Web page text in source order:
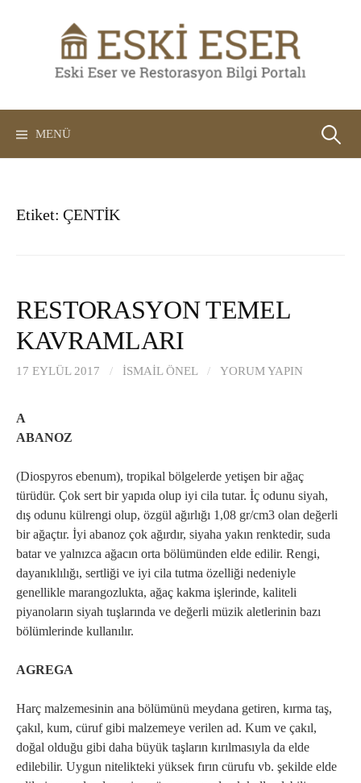
MENÜ Arama:
Etiket:ÇENTİK
RESTORASYON TEMEL
KAVRAMLARI
17 EYLÜL 2017 / İSMAIL ÖNEL / YORUM YAPIN
A
ABANOZ
(Diospyros ebenum), tropikal bölgelerde yetişen bir ağaç
türüdür. Çok sert bir yapıda olup iyi cila tutar. İç odunu siyah,
dış odunu külrengi olup, özgül ağırlığı 1,08 gr/cm3 olan değerli
bir ağaçtır. İyi abanoz çok ağırdır, siyaha yakın renktedir, suda
batar ve yalnızca ağacın orta bölümünden elde edilir. Rengi,
dayanıklılığı, sertliği ve iyi cila tutma özelliği nedeniyle
genellikle marangozlukta, ağaç kakma işlerinde, kaliteli
piyanoların siyah tuşlarında ve değerli müzik aletlerinin bazı
bölümlerinde kullanılır.
AGREGA
Harç malzemesinin ana bölümünü meydana getiren, kırma taş,
çakıl, kum, cüruf gibi malzemeye verilen ad. Kum ve çakıl,
doğal olduğu gibi daha büyük taşların kırılmasıyla da elde
edilebilir. Uygun nitelikteki yüksek fırın cürufu vb. şekilde elde